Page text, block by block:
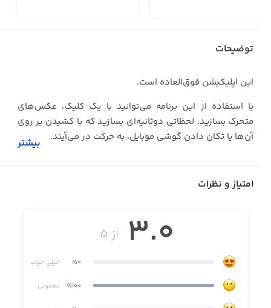
توضیحات
این اپلیکیشن فوق‌العاده است.
با استفاده از این برنامه می‌توانید با یک کلیک، عکس‌های
متحرک بسازید. لحظاتی دوثانیه‌ای بسازید که با کشیدن بر روی
آن‌ها یا تکان دادن گوشی موبایل، به حرکت در می‌آیند.
· عکس‌های متحرک، زندگی شما را جذاب‌تر می‌کنند
· تنها با یک کلیک، عکس‌های خود را ذخیره کرده و آن‌ها را در
فضاهایی همچون اینستاگرام، توئیتر و فیسبوک به اشتراک
بیشتر
امتیاز و نظرات
از ۵ 3.0
٪0 خیلی خوب
٪100 معمولی